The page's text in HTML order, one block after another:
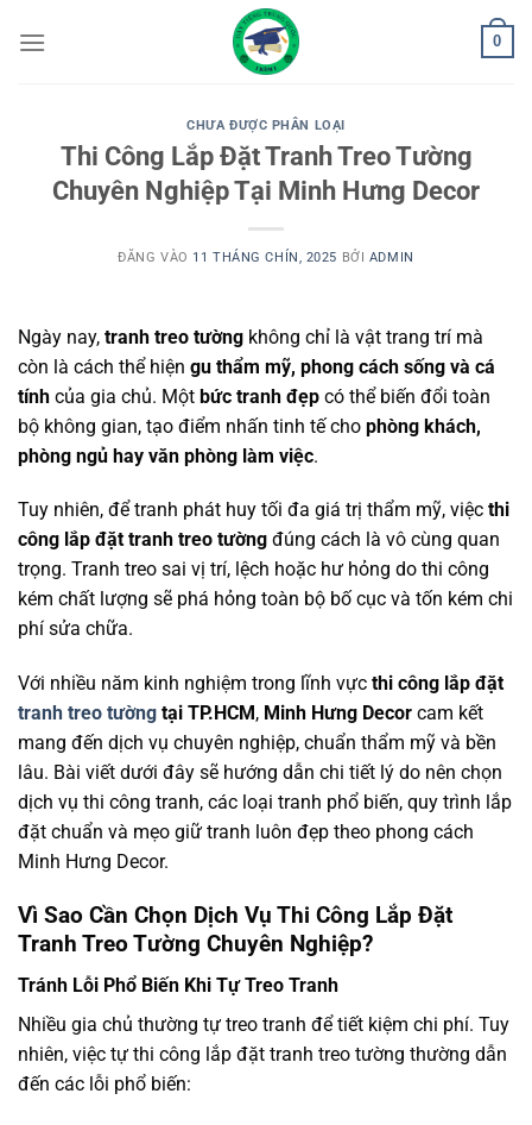
qua
0
CHƯA ĐƯỢC PHÂN LOẠI
Thi Công Lắp Đặt Tranh Treo Tường
Chuyên Nghiệp Tại Minh Hưng Decor
ĐĂNG VÀO 11 THÁNG CHÍN, 2025 BỞI ADMIN
Ngày nay, tranh treo tường không chỉ là vật trang trí mà
còn là cách thể hiện gu thẩm mỹ, phong cách sống và cá
tính của gia chủ. Một bức tranh đẹp có thể biến đổi toàn
bộ không gian, tạo điểm nhấn tinh tế cho phòng khách,
phòng ngủ hay văn phòng làm việc.
Tuy nhiên, để tranh phát huy tối đa giá trị thẩm mỹ, việc thi
công lắp đặt tranh treo tường đúng cách là vô cùng quan
trọng. Tranh treo sai vị trí, lệch hoặc hư hỏng do thi công
kém chất lượng sẽ phá hỏng toàn bộ bố cục và tốn kém chi
phí sửa chữa.
Với nhiều năm kinh nghiệm trong lĩnh vực thi công lắp đặt
tranh treo tường tại TP.HCM , Minh Hưng Decor cam kết
mang đến dịch vụ chuyên nghiệp, chuẩn thẩm mỹ và bền
lâu. Bài viết dưới đây sẽ hướng dẫn chi tiết lý do nên chọn
dịch vụ thi công tranh, các loại tranh phổ biến, quy trình lắp
đặt chuẩn và mẹo giữ tranh luôn đẹp theo phong cách
Minh Hưng Decor.
Vì Sao Cần Chọn Dịch Vụ Thi Công Lắp Đặt
Tranh Treo Tường Chuyên Nghiệp?
Tránh Lỗi Phổ Biến Khi Tự Treo Tranh
Nhiều gia chủ thường tự treo tranh để tiết kiệm chi phí. Tuy
nhiên, việc tự thi công lắp đặt tranh treo tường thường dẫn
đến các lỗi phổ biến: